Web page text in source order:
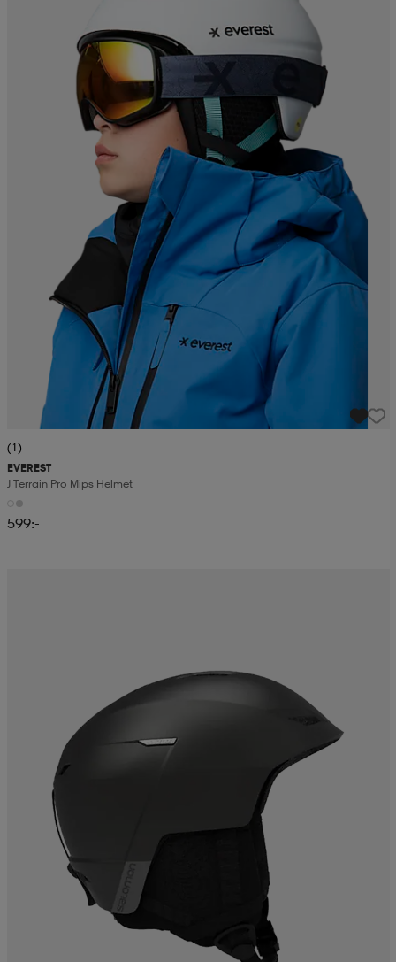
(1)
EVEREST
J Terrain Pro Mips Helmet
599:-